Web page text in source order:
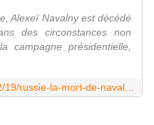
Alexeï Navalny est décédé
des circonstances non
campagne présidentielle,